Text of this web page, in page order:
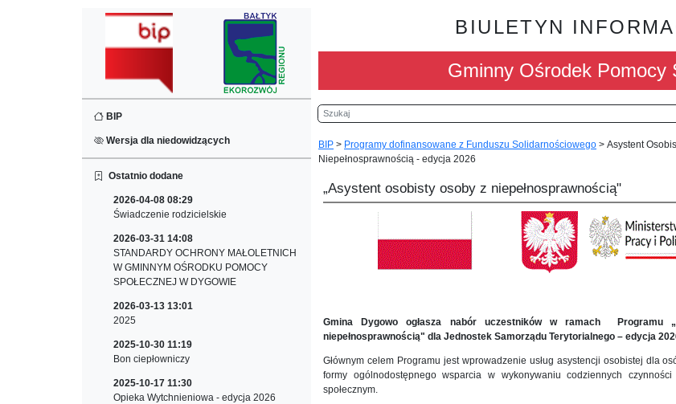
BIP
Wersja dla niedowidzących
Ostatnio dodane
2026-04-08 08:29
Świadczenie rodzicielskie
2026-03-31 14:08
STANDARDY OCHRONY MAŁOLETNICH
W GMINNYM OŚRODKU POMOCY
SPOŁECZNEJ W DYGOWIE
2026-03-13 13:01
2025
2025-10-30 11:19
Bon ciepłowniczy
2025-10-17 11:30
Opieka Wytchnieniowa - edycja 2026
BIULETYN
Gminny Ośrodek Pomocy
Szukaj
BIP > Programy dofinansowane z Funduszu Solidarnościowego > Asystent
Niepełnosprawnością - edycja 2026
„Asystent osobisty osoby z niepełnosprawnością"
Gmina Dygowo ogłasza nabór uczestników w ramach Programu
niepełnosprawnością" dla Jednostek Samorządu Terytorialnego – edycja
Głównym celem Programu jest wprowadzenie usług asystencji osobistej dla
formy ogólnodostępnego wsparcia w wykonywaniu codziennych
społecznym.